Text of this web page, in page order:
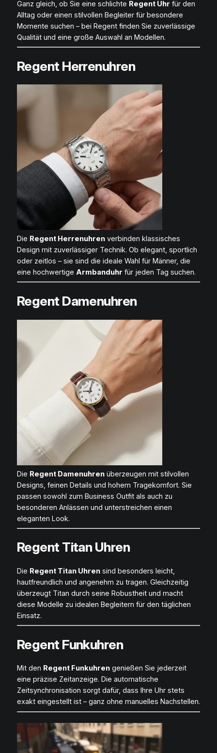
Ganz gleich, ob Sie eine schlichte Regent Uhr für den
Alltag oder einen stilvollen Begleiter für besondere
Momente suchen – bei Regent finden Sie zuverlässige
Qualität und eine große Auswahl an Modellen.
Regent Herrenuhren
Die Regent Herrenuhrenverbinden klassisches
Design mit zuverlässiger Technik. Ob elegant, sportlich
oder zeitlos – sie sind die ideale Wahl für Männer, die
eine hochwertige Armbanduhr für jeden Tag suchen.
Regent Damenuhren
Die Regent Damenuhrenüberzeugen mit stilvollen
Designs, feinen Details und hohem Tragekomfort. Sie
passen sowohl zum Business Outfit als auch zu
besonderen Anlässen und unterstreichen einen
eleganten Look.
Regent Titan Uhren
Die Regent Titan Uhrensind besonders leicht,
hautfreundlich und angenehm zu tragen. Gleichzeitig
überzeugt Titan durch seine Robustheit und macht
diese Modelle zu idealen Begleitern für den täglichen
Einsatz.
Regent Funkuhren
Mit den Regent Funkuhrengenießen Sie jederzeit
eine präzise Zeitanzeige. Die automatische
Zeitsynchronisation sorgt dafür, dass Ihre Uhr stets
exakt eingestellt ist – ganz ohne manuelles Nachstellen.